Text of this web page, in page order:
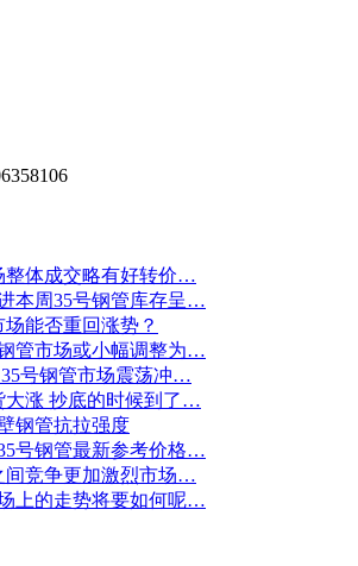
整体成交略有好转价…
本周35号钢管库存呈…
能否重回涨势？
管市场或小幅调整为…
号钢管市场震荡冲…
大涨 抄底的时候到了…
钢管抗拉强度
号钢管最新参考价格…
间竞争更加激烈市场…
上的走势将要如何呢…